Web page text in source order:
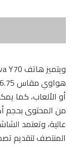
من المحتوى بحجم
عالية، وتعتمد
المنتصف لتقديم